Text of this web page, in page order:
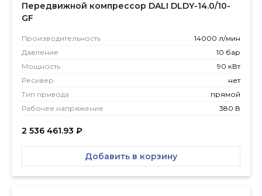
Передвижной компрессор DALI DLDY-14.0/10-
GF
Производитель­ность
14000 л/мин
Давление
10 бар
Мощность
90 кВт
Ресивер
нет
Тип привода
прямой
Рабочее напряжение
380 В
2 536 461.93 ₽
Добавить в корзину